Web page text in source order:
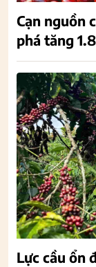
Cạn nguồn
phá tăng
Lực cầu ổn